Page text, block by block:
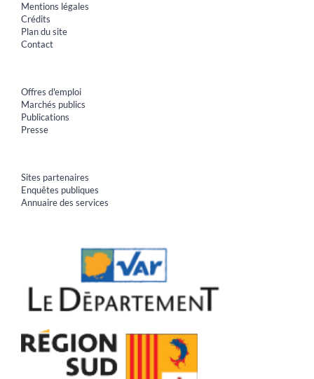
Mentions légales
Crédits
Plan du site
Contact
Offres d'emploi
Marchés publics
Publications
Presse
Sites partenaires
Enquêtes publiques
Annuaire des services